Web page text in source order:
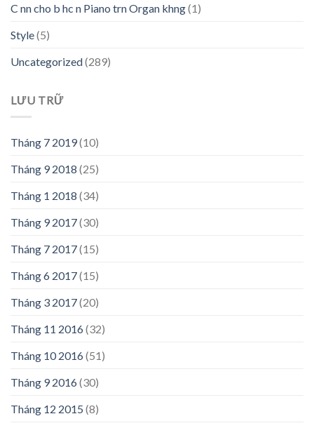
C nn cho b hc n Piano trn Organ khng(1)
Style(5)
Uncategorized(289)
LƯU TRỮ
Tháng 7 2019(10)
Tháng 9 2018 (25)
Tháng 1 2018 (34)
Tháng 9 2017(30)
Tháng 7 2017(15)
Tháng 6 2017(15)
Tháng 3 2017(20)
Tháng 11 2016(32)
Tháng 10 2016(51)
Tháng 9 2016(30)
Tháng 12 2015 (8)